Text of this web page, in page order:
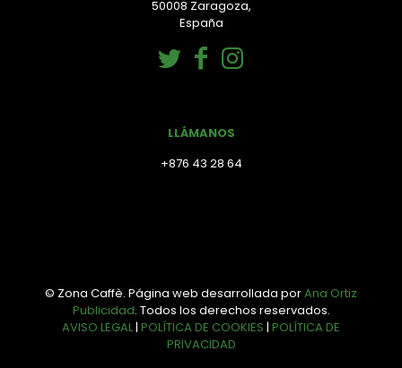
50008 Zaragoza,
España
LLÁMANOS
+876 43 28 64
© Zona Caffè. Página web desarrollada porAna Ortiz
Publicidad. Todos los derechos reservados.
AVISO LEGAL| POLÍTICA DE COOKIES | POLÍTICA DE
PRIVACIDAD